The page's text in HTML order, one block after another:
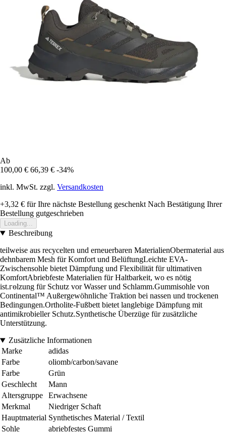
Ab
100,00 € 66,39 € -34%
inkl. MwSt. zzgl. Versandkosten
+3,32 € für Ihre nächste Bestellung geschenkt Nach Bestätigung Ihrer
Bestellung gutgeschrieben
Loading...
Beschreibung
teilweise aus recycelten und erneuerbaren MaterialienObermaterial aus
dehnbarem Mesh für Komfort und BelüftungLeichte EVA-
Zwischensohle bietet Dämpfung und Flexibilität für ultimativen
KomfortAbriebfeste Materialien für Haltbarkeit, wo es nötig
ist.гөlzung für Schutz vor Wasser und Schlamm.Gummisohle von
Continental™ Außergewöhnliche Traktion bei nassen und trockenen
Bedingungen.Ortholite-Fußbett bietet langlebige Dämpfung mit
antimikrobieller Schutz.Synthetische Überzüge für zusätzliche
Unterstützung.
Zusätzliche Informationen
Marke
adidas
Farbe
oliomb/carbon/savane
Farbe
Grün
Geschlecht
Mann
Altersgruppe
Erwachsene
Merkmal
Niedriger Schaft
Hauptmaterial Synthetisches Material / Textil
Sohle
abriebfestes Gummi